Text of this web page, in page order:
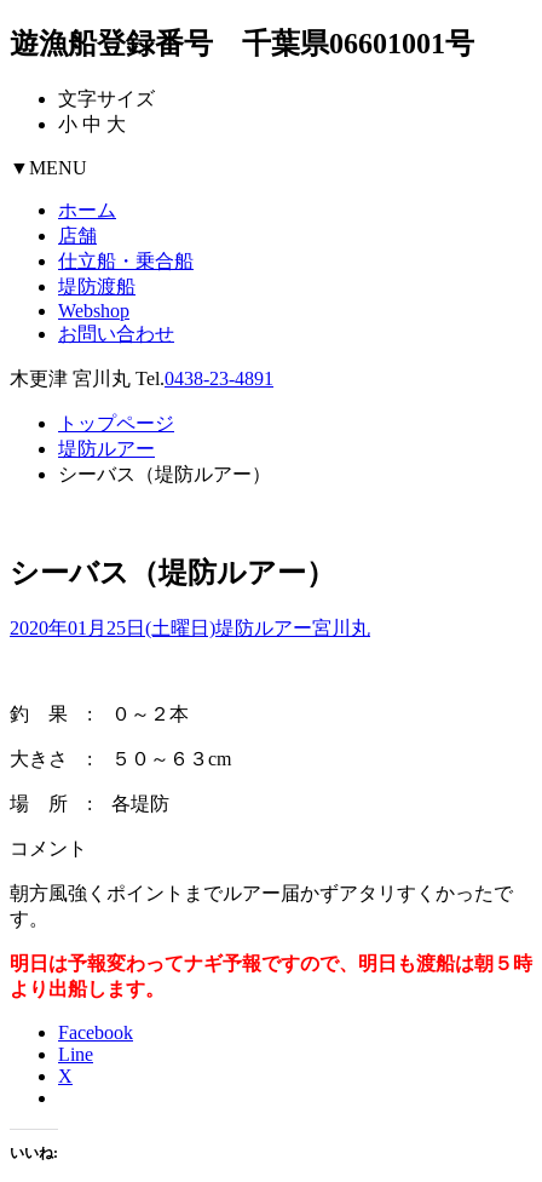
遊漁船登録番号 千葉県06601001号
文字サイズ
小 中 大
▼MENU
ホーム
店舗
仕立船・乗合船
堤防渡船
Webshop
お問い合わせ
木更津 宮川丸 Tel.0438-23-4891
トップページ
堤防ルアー
シーバス（堤防ルアー）
シーバス（堤防ルアー）
2020年01月25日(土曜日)堤防ルアー宮川丸
釣 果 : ０～２本
大きさ : ５０～６３cm
場 所 : 各堤防
コメント
朝方風強くポイントまでルアー届かずアタリすくかったで
す。
明日は予報変わってナギ予報ですので、明日も渡船は朝５時
より出船します。
Facebook
Line
X
いいね: